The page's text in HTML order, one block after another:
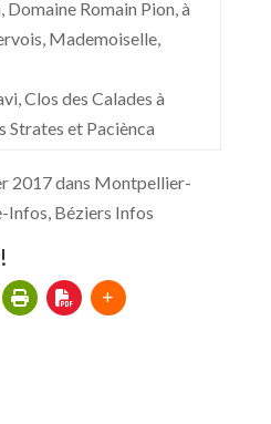
Domaine Romain Pion, à
Mademoiselle,
Clos des Calades à
Strates et Paciènca
2017 dans Montpellier-
Infos, Béziers Infos